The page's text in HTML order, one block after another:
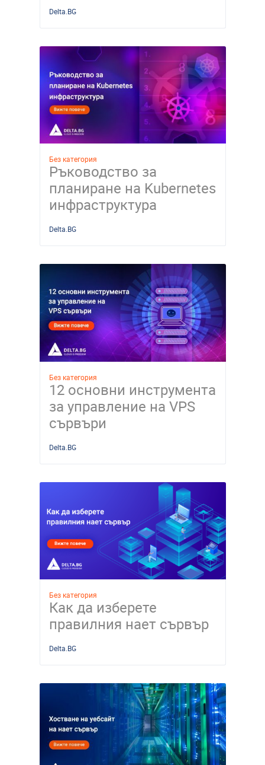
Delta.BG
Без категория
Ръководство за
планиране на Kubernetes
инфраструктура
Delta.BG
Без категория
12 основни инструмента
за управление на VPS
сървъри
Delta.BG
Без категория
Как да изберете
правилния нает сървър
Delta.BG